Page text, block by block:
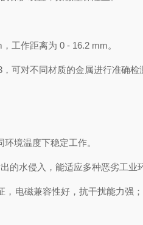
工作距离为 0 - 16.2 mm。
可对不同材质的金属进行准确检
境温度下稳定工作。
的水侵入，能适应多种恶劣工业
电磁兼容性好，抗干扰能力强